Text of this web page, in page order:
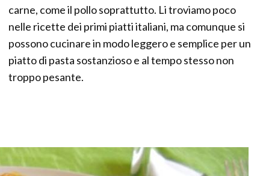
carne, come il pollo soprattutto. Li troviamo poco
nelle ricette dei primi piatti italiani, ma comunque si
possono cucinare in modo leggero e semplice per un
piatto di pasta sostanzioso e al tempo stesso non
troppo pesante.